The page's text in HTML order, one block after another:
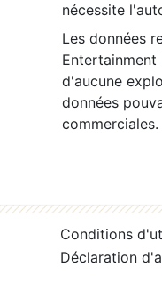
nécessite
Les données
Entertainment
d'aucune
données
commerciales.
Conditions
Déclaration